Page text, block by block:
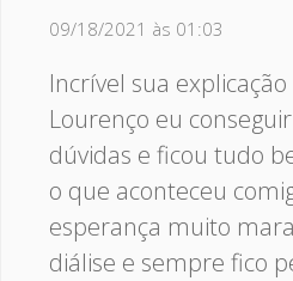
09/18/2021 às 01:03
Incrível sua
Lourenço eu
dúvidas e ficou tudo
o que aconteceu
esperança muito
diálise e sempre fico